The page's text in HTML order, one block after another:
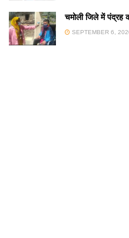
चमोली जिले में पंद्रह
SEPTEMBER 6,